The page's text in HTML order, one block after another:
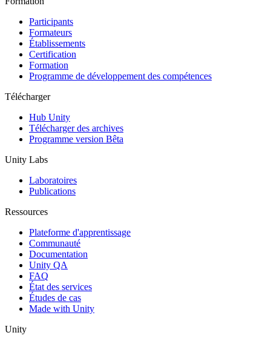
Participants
Formateurs
Établissements
Certification
Formation
Programme de développement des compétences
Télécharger
Hub Unity
Télécharger des archives
Programme version Bêta
Unity Labs
Laboratoires
Publications
Ressources
Plateforme d'apprentissage
Communauté
Documentation
Unity QA
FAQ
État des services
Études de cas
Made with Unity
Unity